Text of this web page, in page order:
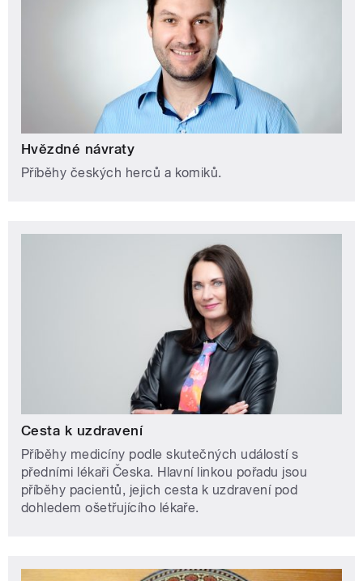
Hvězdné návraty
Příběhy českých herců a komiků.
Cesta k uzdravení
Příběhy medicíny podle skutečných událostí s
předními lékaři Česka. Hlavní linkou pořadu jsou
příběhy pacientů, jejich cesta k uzdravení pod
dohledem ošetřujícího lékaře.